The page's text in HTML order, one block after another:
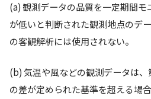
(a) 観測データの品質を⼀定期間
が低いと判断された観測地点のデ
の客観解析には使⽤されない。
(b) 気温や⾵などの観測データは
の差が定められた基準を超える場